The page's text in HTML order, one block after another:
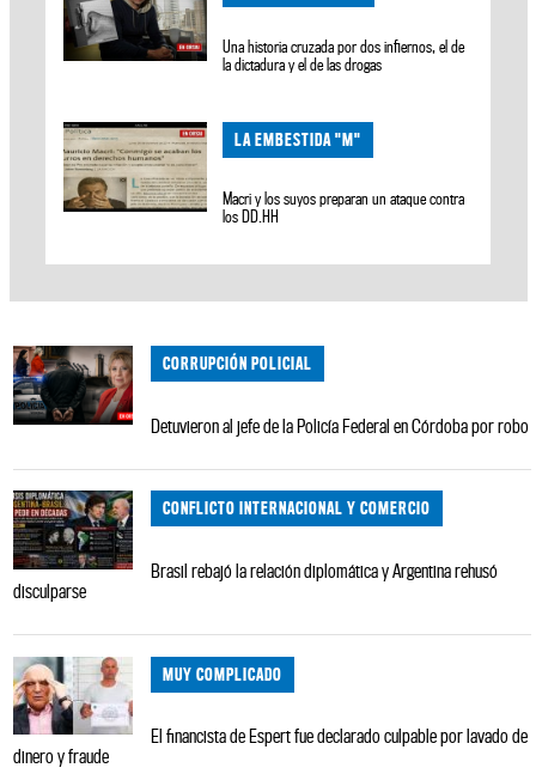
Una historia cruzada por dos infiernos, el de
la dictadura y el de las drogas
LA EMBESTIDA "M"
Macri y los suyos preparan un ataque contra
los DD.HH
CORRUPCIÓN POLICIAL
Detuvieron al jefe de la Policía Federal en Córdoba por robo
CONFLICTO INTERNACIONAL Y COMERCIO
Brasil rebajó la relación diplomática y Argentina rehusó
disculparse
MUY COMPLICADO
El financista de Espert fue declarado culpable por lavado de
dinero y fraude